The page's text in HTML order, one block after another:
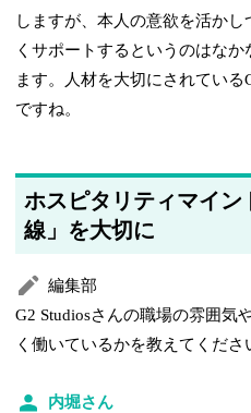
しますが、本人の意欲を活か
くサポートするというのはな
ます。人材を大切にされてい
ですね。
ホスピタリティマイン
線」を大切に
編集部
G2 Studiosさんの職場の雰囲気
く働いているかを教えてくださ
内堀さん